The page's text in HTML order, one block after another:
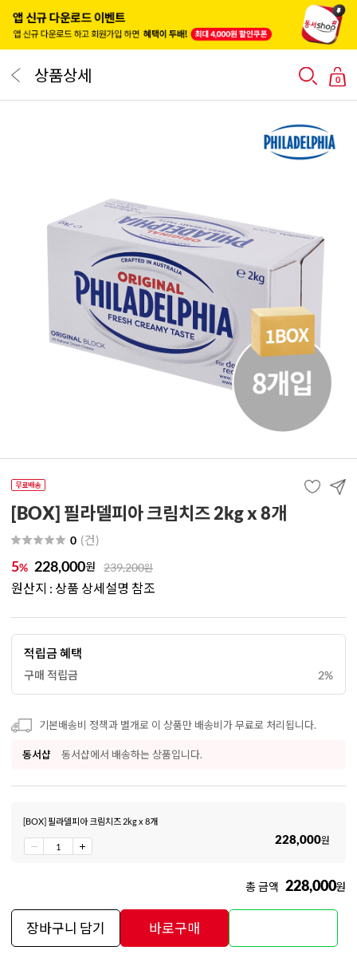
상품상세 0
[BOX] 필라델피아 크림치즈 2kg x 8개
0 (건)
5% 228,000원 239,200원
원산지 : 상품 상세설명 참조
적립금 혜택
구매 적립금 2%
기본배송비 정책과 별개로 이 상품만 배송비가 무료로 처리됩니다.
동서샵 동서샵에서 배송하는 상품입니다.
[BOX] 필라델피아 크림치즈 2kg x 8개
228,000원
총 금액 228,000원
장바구니 담기 바로구매